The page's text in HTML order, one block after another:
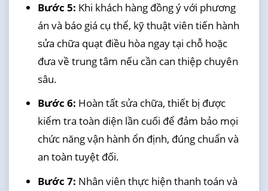
Bước 5: Khi khách hàng đồng ý với phương
án và báo giá cụ thể, kỹ thuật viên tiến hành
sửa chữa quạt điều hòa ngay tại chỗ hoặc
đưa về trung tâm nếu cần can thiệp chuyên
sâu.
Bước 6: Hoàn tất sửa chữa, thiết bị được
kiểm tra toàn diện lần cuối để đảm bảo mọi
chức năng vận hành ổn định, đúng chuẩn và
an toàn tuyệt đối.
Bước 7: Nhân viên thực hiện thanh toán và